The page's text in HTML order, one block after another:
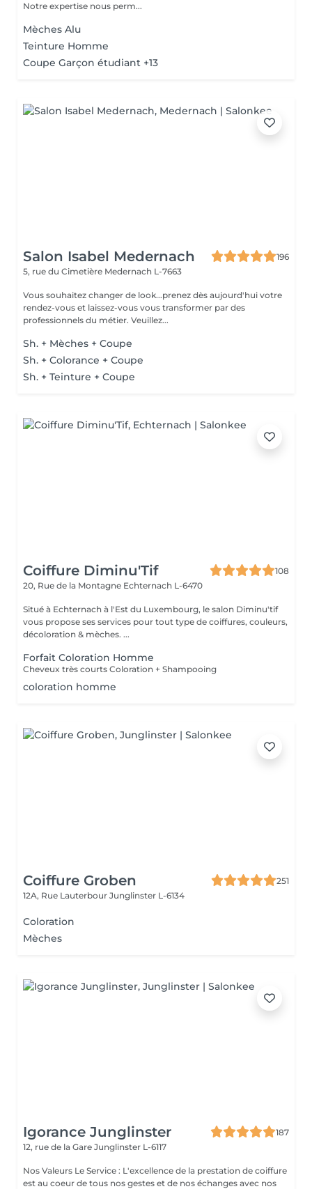
Notre expertise nous perm...
Mèches Alu
Teinture Homme
Coupe Garçon étudiant +13
Salon Isabel Medernach
196
5, rue du Cimetière Medernach L-7663
Vous souhaitez changer de look...prenez dès aujourd'hui votre
rendez-vous et laissez-vous vous transformer par des
professionnels du métier. Veuillez...
Sh. + Mèches + Coupe
Sh. + Colorance + Coupe
Sh. + Teinture + Coupe
Coiffure Diminu'Tif
108
20, Rue de la Montagne Echternach L-6470
Situé à Echternach à l'Est du Luxembourg, le salon Diminu'tif
vous propose ses services pour tout type de coiffures, couleurs,
décoloration & mèches. ...
Forfait Coloration Homme
Cheveux très courts Coloration + Shampooing
coloration homme
Coiffure Groben
251
12A, Rue Lauterbour Junglinster L-6134
Coloration
Mèches
Igorance Junglinster
187
12, rue de la Gare Junglinster L-6117
Nos Valeurs Le Service : L'excellence de la prestation de coiffure
est au coeur de tous nos gestes et de nos échanges avec nos